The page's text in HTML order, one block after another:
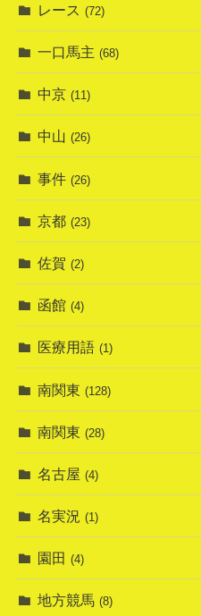
レース (72)
一口馬主 (68)
中京 (11)
中山 (26)
事件 (26)
京都 (23)
佐賀 (2)
函館 (4)
医療用語 (1)
南関東 (128)
南関東 (28)
名古屋 (4)
名実況 (1)
園田 (4)
地方競馬 (8)